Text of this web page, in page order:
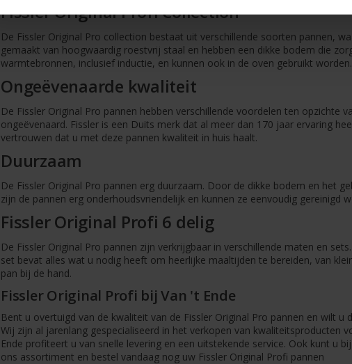
Fissler Original Profi Collection
De Fissler Original Pro collection bestaat uit verschillende soorten pannen,
gemaakt van hoogwaardig roestvrij staal en hebben een dikke bodem die
warmtebronnen, inclusief inductie, en kunnen ook in de oven gebruikt worden.
Ongeëvenaarde kwaliteit
De Fissler Original Pro pannen hebben verschillende voordelen ten opzichte
ongeëvenaard. Fissler is een Duits merk dat al meer dan 170 jaar ervaring
vertrouwen dat u met deze pannen kwaliteit in huis haalt.
Duurzaam
De Fissler Original Pro pannen erg duurzaam. Door de dikke bodem en het
zijn de pannen erg onderhoudsvriendelijk en kunnen ze eenvoudig gereinigd
Fissler Original Profi 6 delig
De Fissler Original Pro pannen zijn verkrijgbaar in verschillende maten en
set bevat alles wat u nodig heeft om heerlijke maaltijden te bereiden, van
pan bij de hand.
Fissler Original Profi bij Van 't Ende
Bent u overtuigd van de kwaliteit van de Fissler Original Pro pannen en wilt
Wij zijn al jarenlang gespecialiseerd in het verkopen van kwaliteitsproducten
Ende profiteert u van snelle levering en een uitstekende service. Ook kunt u
ons assortiment en bestel vandaag nog uw Fissler Original Profi pannen